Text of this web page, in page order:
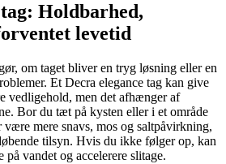
Holdbarhed,
levetid
om taget bliver en tryg løsning eller en
Et Decra elegance tag kan give
vedligehold, men det afhænger af
Bor du tæt på kysten eller i et område
mere snavs, mos og saltpåvirkning,
tilsyn. Hvis du ikke følger op, kan
vandet og accelerere slitage.